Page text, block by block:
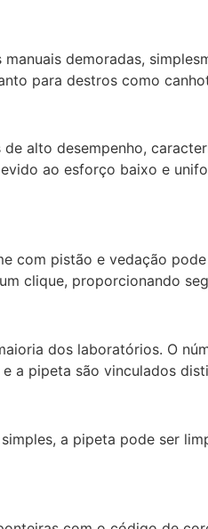
demoradas,
para destros como
alto desempenho,
ao esforço baixo e
com pistão e vedação
clique, proporcionando
dos laboratórios. O
a pipeta são vinculados
a pipeta pode ser